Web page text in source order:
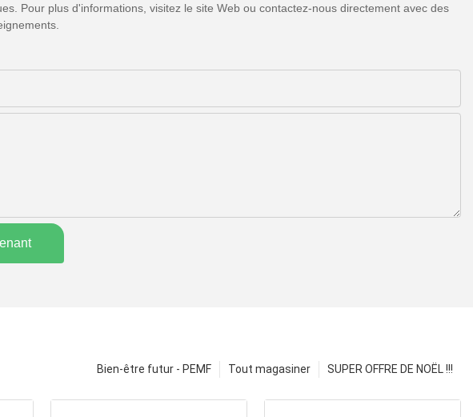
Pour plus d'informations, visitez le site Web ou contactez-nous directement avec des
SUPER OFFRE DE NOËL !!!
Tout magasiner
Bien-être futur - PEMF